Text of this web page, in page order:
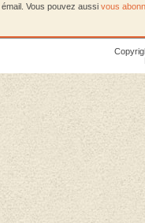
Vous pouvez aussi vous